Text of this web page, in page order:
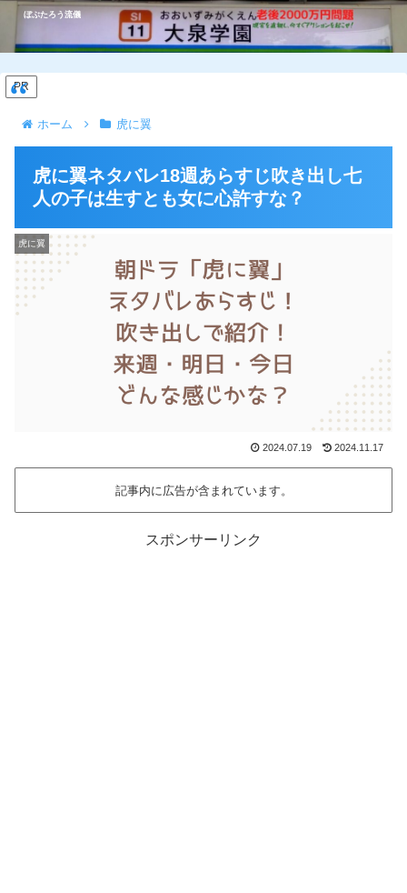
ぼぶたろう流儀
ホーム 虎に翼
PR
虎に翼ネタバレ18週あらすじ吹き出し七
人の子は生すとも女に心許すな？
虎に翼
2024.07.19 2024.11.17
記事内に広告が含まれています。
スポンサーリンク